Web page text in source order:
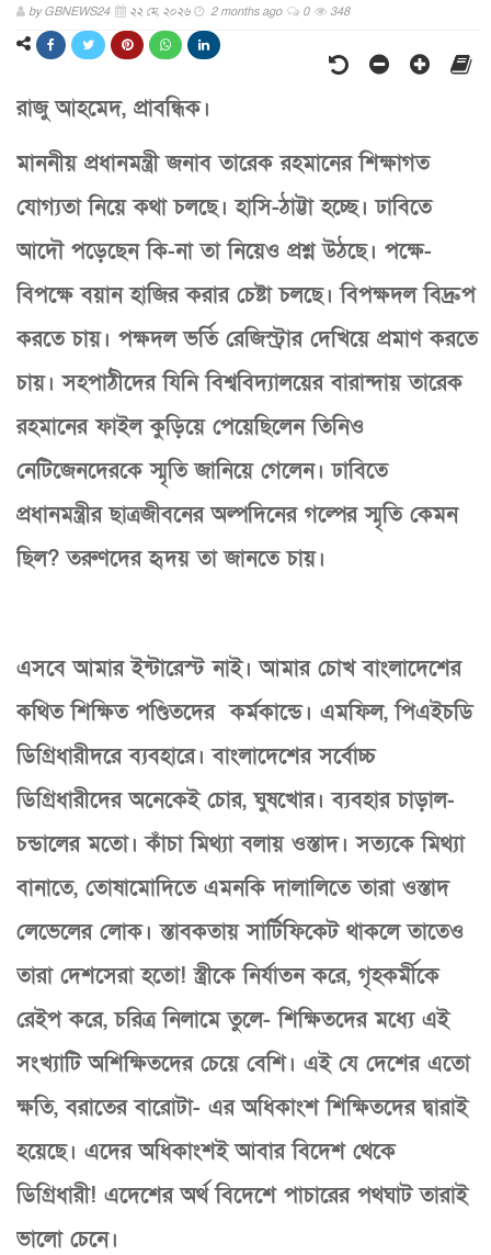
byGBNEWS24 ২২ মে, ২০২৬ 2 months ago 0 348
রাজু আহমেদ, প্রাবন্ধিক।
মাননীয় প্রধানমন্ত্রী জনাব তারেক রহমানের শিক্ষাগত
যোগ্যতা নিয়ে কথা চলছে। হাসি-ঠাট্টা হচ্ছে। ঢাবিতে
আদৌ পড়েছেন কি-না তা নিয়েও প্রশ্ন উঠছে। পক্ষে-
বিপক্ষে বয়ান হাজির করার চেষ্টা চলছে। বিপক্ষদল বিদ্রুপ
করতে চায়। পক্ষদল ভর্তি রেজিস্ট্রার দেখিয়ে প্রমাণ করতে
চায়। সহপাঠীদের যিনি বিশ্ববিদ্যালয়ের বারান্দায় তারেক
রহমানের ফাইল কুড়িয়ে পেয়েছিলেন তিনিও
নেটিজেনদেরকে স্মৃতি জানিয়ে গেলেন। ঢাবিতে
প্রধানমন্ত্রীর ছাত্রজীবনের অল্পদিনের গল্পের স্মৃতি কেমন
ছিল? তরুণদের হৃদয় তা জানতে চায়।
এসবে আমার ইন্টারেস্ট নাই। আমার চোখ বাংলাদেশের
কথিত শিক্ষিত পণ্ডিতদের কর্মকান্ডে। এমফিল, পিএইচডি
ডিগ্রিধারীদরে ব্যবহারে। বাংলাদেশের সর্বোচ্চ
ডিগ্রিধারীদের অনেকেই চোর, ঘুষখোর। ব্যবহার চাড়াল-
চন্ডালের মতো। কাঁচা মিথ্যা বলায় ওস্তাদ। সত্যকে মিথ্যা
বানাতে, তোষামোদিতে এমনকি দালালিতে তারা ওস্তাদ
লেভেলের লোক। স্তাবকতায় সার্টিফিকেট থাকলে তাতেও
তারা দেশসেরা হতো! স্ত্রীকে নির্যাতন করে, গৃহকর্মীকে
রেইপ করে, চরিত্র নিলামে তুলে- শিক্ষিতদের মধ্যে এই
সংখ্যাটি অশিক্ষিতদের চেয়ে বেশি। এই যে দেশের এতো
ক্ষতি, বরাতের বারোটা- এর অধিকাংশ শিক্ষিতদের দ্বারাই
হয়েছে। এদের অধিকাংশই আবার বিদেশ থেকে
ডিগ্রিধারী! এদেশের অর্থ বিদেশে পাচারের পথঘাট তারাই
ভালো চেনে।